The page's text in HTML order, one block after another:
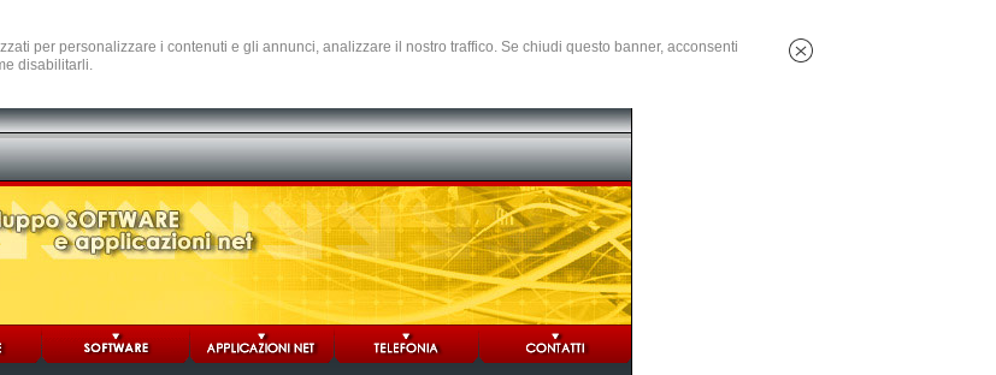
per personalizzare i contenuti e gli annunci, analizzare il nostro traffico. Se chiudi questo banner, acconsenti
disabilitarli.